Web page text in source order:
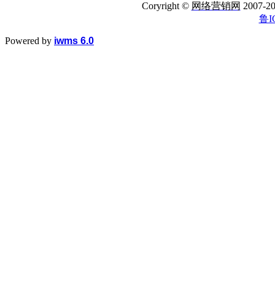
Coryright © 网络营销网 2007-
鲁
Powered by iwms 6.0